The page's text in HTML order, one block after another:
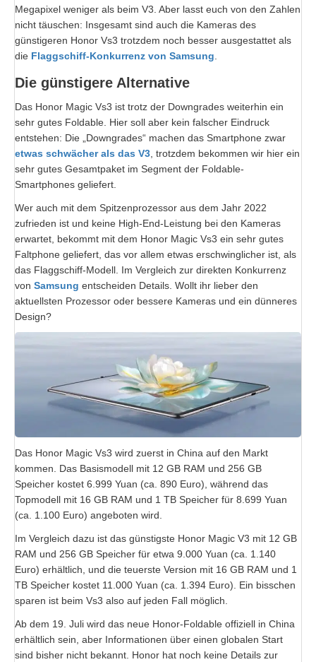
Megapixel weniger als beim V3. Aber lasst euch von den Zahlen
nicht täuschen: Insgesamt sind auch die Kameras des
günstigeren Honor Vs3 trotzdem noch besser ausgestattet als
die Flaggschiff-Konkurrenz von Samsung
Die günstigere Alternative
Das Honor Magic Vs3 ist trotz der Downgrades weiterhin ein
sehr gutes Foldable. Hier soll aber kein falscher Eindruck
entstehen: Die „Downgrades“ machen das Smartphone zwar
etwas schwächer als das V3 , trotzdem bekommen wir hier ein
sehr gutes Gesamtpaket im Segment der Foldable-
Smartphones geliefert.
Wer auch mit dem Spitzenprozessor aus dem Jahr 2022
zufrieden ist und keine High-End-Leistung bei den Kameras
erwartet, bekommt mit dem Honor Magic Vs3 ein sehr gutes
Faltphone geliefert, das vor allem etwas erschwinglicher ist, als
das Flaggschiff-Modell. Im Vergleich zur direkten Konkurrenz
von Samsung entscheiden Details. Wollt ihr lieber den
aktuellsten Prozessor oder bessere Kameras und ein dünneres
Design?
Das Honor Magic Vs3 wird zuerst in China auf den Markt
kommen. Das Basismodell mit 12 GB RAM und 256 GB
Speicher kostet 6.999 Yuan (ca. 890 Euro), während das
Topmodell mit 16 GB RAM und 1 TB Speicher für 8.699 Yuan
(ca. 1.100 Euro) angeboten wird.
Im Vergleich dazu ist das günstigste Honor Magic V3 mit 12 GB
RAM und 256 GB Speicher für etwa 9.000 Yuan (ca. 1.140
Euro) erhältlich, und die teuerste Version mit 16 GB RAM und 1
TB Speicher kostet 11.000 Yuan (ca. 1.394 Euro). Ein bisschen
sparen ist beim Vs3 also auf jeden Fall möglich.
Ab dem 19. Juli wird das neue Honor-Foldable offiziell in China
erhältlich sein, aber Informationen über einen globalen Start
sind bisher nicht bekannt. Honor hat noch keine Details zur